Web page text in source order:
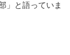
」と語っていま